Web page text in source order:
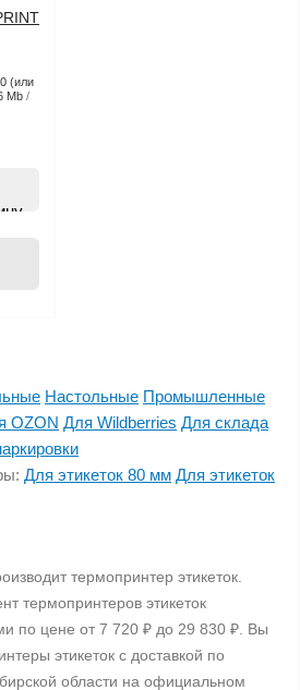
(или
Mb
Настольные Промышленные
OZON Для Wildberries Для склада
Для этикеток 80 мм Для этикеток
термопринтер этикеток.
термопринтеров этикеток
по цене от 7 720 ₽ до 29 830 ₽. Вы
этикеток с доставкой по
области на официальном